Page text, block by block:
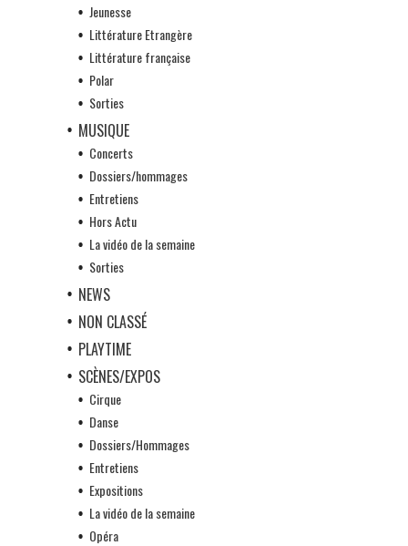
Jeunesse
Littérature Etrangère
Littérature française
Polar
Sorties
MUSIQUE
Concerts
Dossiers/hommages
Entretiens
Hors Actu
La vidéo de la semaine
Sorties
NEWS
NON CLASSÉ
PLAYTIME
SCÈNES/EXPOS
Cirque
Danse
Dossiers/Hommages
Entretiens
Expositions
La vidéo de la semaine
Opéra